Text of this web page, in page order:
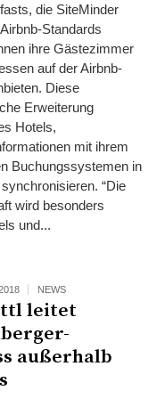
die SiteMinder
Standards
ihre Gästezimmer
auf der Airbnb-
Diese
Erweiterung
Hotels,
mit ihrem
Buchungssystemen in
“Die
wird besonders
und...
NEWS
leitet
außerhalb